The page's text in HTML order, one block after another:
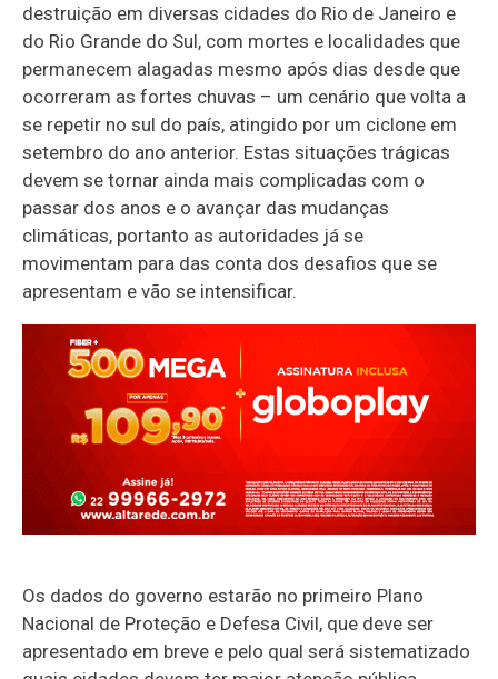
destruição em diversas cidades do Rio de Janeiro e
do Rio Grande do Sul, com mortes e localidades que
permanecem alagadas mesmo após dias desde que
ocorreram as fortes chuvas – um cenário que volta a
se repetir no sul do país, atingido por um ciclone em
setembro do ano anterior. Estas situações trágicas
devem se tornar ainda mais complicadas com o
passar dos anos e o avançar das mudanças
climáticas, portanto as autoridades já se
movimentam para das conta dos desafios que se
apresentam e vão se intensificar.
Os dados do governo estarão no primeiro Plano
Nacional de Proteção e Defesa Civil, que deve ser
apresentado em breve e pelo qual será sistematizado